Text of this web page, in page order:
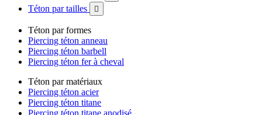
Téton par tailles 
Téton par formes
Piercing téton anneau
Piercing téton barbell
Piercing téton fer à cheval
Téton par matériaux
Piercing téton acier
Piercing téton titane
Piercing téton titane anodisé